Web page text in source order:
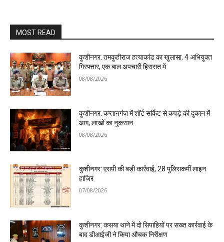
MOST READ
कुशीनगर: तमकुहीराज हत्याकांड का खुलासा, 4 अभियुक्त
गिरफ्तार, एक बाल अपचारी हिरासत में
08/08/2026
कुशीनगर: कप्तानगंज में शॉर्ट सर्किट से कपड़े की दुकान में
आग, लाखों का नुकसान
08/08/2026
कुशीनगर: एसपी की बड़ी कार्रवाई, 28 पुलिसकर्मी लाइन
हाजिर
07/08/2026
कुशीनगर: कसया थाने में दो सिपाहियों पर सख्त कार्रवाई के
बाद डीआईजी ने किया औचक निरीक्षण